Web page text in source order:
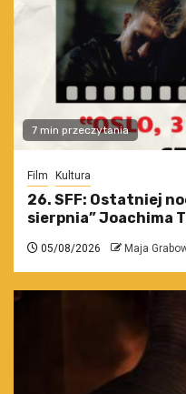
7 min przeczytania
Film Kultura
26. SFF: Ostatniej
sierpnia” Joachima
05/08/2026 Maja